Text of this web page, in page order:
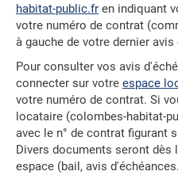
habitat-public.fr en indiquant
votre numéro de contrat
à gauche de votre dernier avis
Pour consulter vos avis
connecter sur votre espace
votre numéro de contrat. Si
locataire (colombes-habitat-
avec le n° de contrat figurant
Divers documents seront
espace (bail, avis